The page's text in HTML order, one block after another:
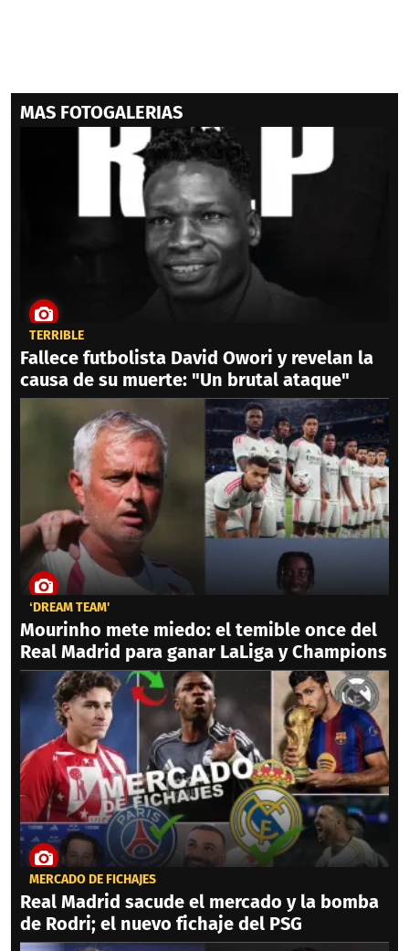
MAS FOTOGALERIAS
TERRIBLE
Fallece futbolista David Owori y revelan la
causa de su muerte: "Un brutal ataque"
‘DREAM TEAM'
Mourinho mete miedo: el temible once del
Real Madrid para ganar LaLiga y Champions
MERCADO DE FICHAJES
Real Madrid sacude el mercado y la bomba
de Rodri; el nuevo fichaje del PSG